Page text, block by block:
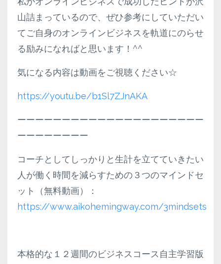
山詰まっているので、ぜひ参考にしていただい
てご自身のオンラインビジネスを軌道にのらせ
る励みになればと思います！^^
気になる内容は動画をご視聴ください☆
https://youtu.be/b1Sl7ZJnAKA
ーーーーーーーーーーーーーーーーーーーーー
ーーーーーーーー
コーチとしてしっかりと生計を立てていきたい
人が働く時間を減らすための３つのマインドセ
ット（無料動画）：
https://www.aikohemingway.com/3mindsets
本格的な１２週間のビジネスコース自主学習版